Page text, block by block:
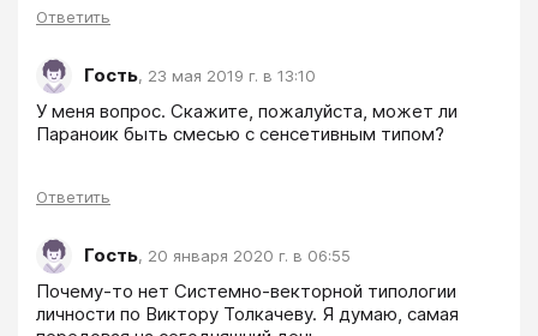
Ответить
Гость, 23 мая 2019 г. в 13:10
У меня вопрос. Скажите, пожалуйста, может ли
Параноик быть смесью с сенсетивным типом?
Ответить
Гость, 20 января 2020 г. в 06:55
Почему-то нет Системно-векторной типологии
личности по Виктору Толкачеву. Я думаю, самая